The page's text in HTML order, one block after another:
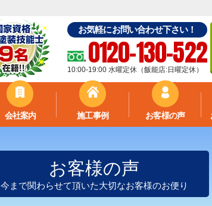
お気軽にお問い合わせ下さい！
0120-130-522
10:00-19:00 水曜定休（飯能店:日曜定休）
会社案内 施工事例 お客様の声
お客様の声
今まで関わらせて頂いた大切なお客様のお便り